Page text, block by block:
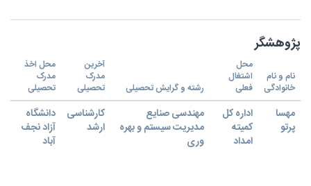
پژوهشگر
نام و نام
خانوادگی
محل
اشتغال
فعلی
رشته و گرایش تحصیلی
آخرین
مدرک
تحصیلی
محل اخذ
مدرک
تحصیلی
مهسا
پرتو
اداره کل
کمیته
امداد
مهندسی صنایع
مدیریت سیستم و بهره
وری
کارشناسی
ارشد
دانشگاه
آزاد نجف
آباد